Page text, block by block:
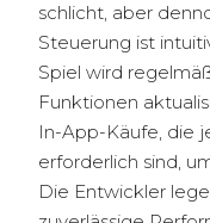
schlicht, aber
Steuerung ist
Spiel wird
Funktionen
In-App-Käufe, die
erforderlich sind,
Die Entwickler